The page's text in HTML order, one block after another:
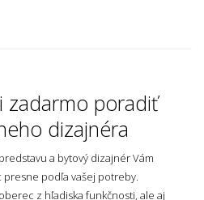
zadarmo poradiť
dizajnéra
a bytový dizajnér Vám
podľa vašej potreby.
z hľadiska funkčnosti, ale aj